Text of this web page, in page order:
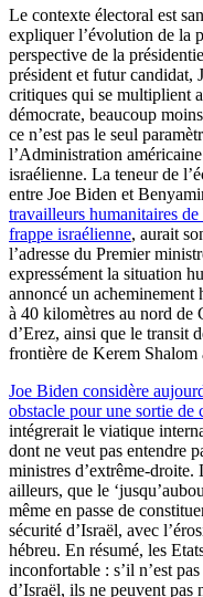
Le contexte électoral est
expliquer l’évolution de la
perspective de la
président et futur candidat,
critiques qui se multiplient
démocrate, beaucoup
ce n’est pas le seul
l’Administration
israélienne. La teneur de
entre Joe Biden et
travailleurs humanitaires
frappe israélienne, aurait
l’adresse du Premier
expressément la situation
annoncé un
à 40 kilomètres au nord de
d’Erez, ainsi que le transit
frontière de Kerem Shalom
Joe Biden considère
obstacle pour une sortie de
intégrerait le viatique
dont ne veut pas entendre
ministres d’extrême-droite.
ailleurs, que le
même en passe de
sécurité d’Israël, avec
hébreu. En résumé, les
inconfortable : s’il n’est
d’Israël, ils ne peuvent pas